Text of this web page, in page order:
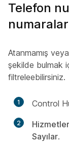
Telefon
Atanmamış
şekilde bulmak
filtreleebilirsiniz.
1 Control
2
Sayılar.